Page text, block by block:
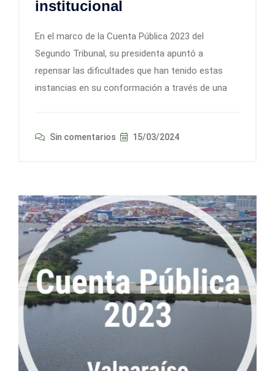
institucional
En el marco de la Cuenta Pública 2023 del
Segundo Tribunal, su presidenta apuntó a
repensar las dificultades que han tenido estas
instancias en su conformación a través de una
Sin comentarios 15/03/2024